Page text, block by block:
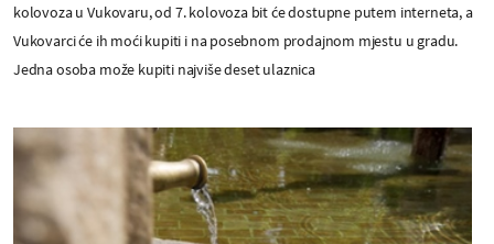
kolovoza u Vukovaru, od 7. kolovoza bit će dostupne putem interneta, a
Vukovarci će ih moći kupiti i na posebnom prodajnom mjestu u gradu.
Jedna osoba može kupiti najviše deset ulaznica